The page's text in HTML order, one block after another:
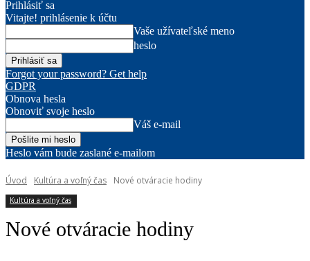
Prihlásiť sa
Vitajte! prihlásenie k účtu
Vaše užívateľské meno
heslo
Forgot your password? Get help
GDPR
Obnova hesla
Obnoviť svoje heslo
Váš e-mail
Heslo vám bude zaslané e-mailom
Úvod Kultúra a voľný čas Nové otváracie hodiny
Kultúra a voľný čas
Nové otváracie hodiny